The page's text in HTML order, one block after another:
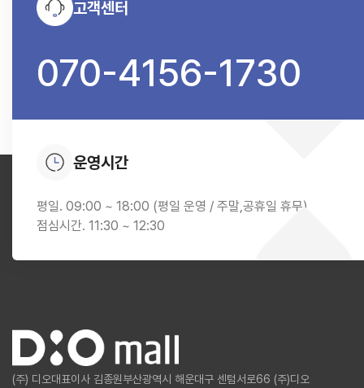
고객센터
070-4156-1730
운영시간
평일. 09:00 ~ 18:00 (평일 운영 / 주말,공휴일 휴무)
점심시간. 11:30 ~ 12:30
(주) 디오대표이사 김종원부산광역시 해운대구 센텀서로66 (주)디오